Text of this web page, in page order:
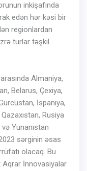
inkişafında
edən hər kəsi bir
regionlardan
turlar təşkil
Almaniya,
Belarus, Çexiya,
İspaniya,
Rusiya
və Yunanıstan
sərginin əsas
olacaq. Bu
İnnovasiyalar